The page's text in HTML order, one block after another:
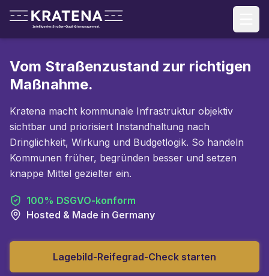
Vom Straßenzustand zur richtigen
Maßnahme.
Kratena macht kommunale Infrastruktur objektiv
sichtbar und priorisiert Instandhaltung nach
Dringlichkeit, Wirkung und Budgetlogik. So handeln
Kommunen früher, begründen besser und setzen
knappe Mittel gezielter ein.
100% DSGVO-konform
Hosted & Made in Germany
Lagebild-Reifegrad-Check starten